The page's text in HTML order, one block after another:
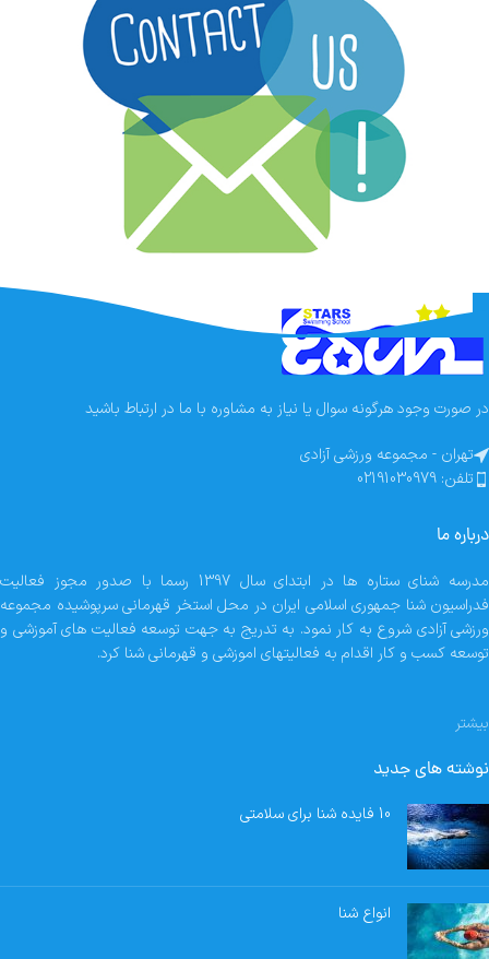
در صورت وجود هرگونه سوال یا نیاز به مشاوره با ما در ارتباط باشید
تهران - مجموعه ورزشی آزادی
تلفن: 02191030979
درباره ما
مدرسه شنای ستاره ها در ابتدای سال 1397 رسما با صدور مجوز فعالیت
فدراسیون شنا جمهوری اسلامی ایران در محل استخر قهرمانی سرپوشیده مجموعه
ورزشی آزادی شروع به کار نمود. به تدریج به جهت توسعه فعالیت های آموزشی و
توسعه کسب و کار اقدام به فعالیتهای اموزشی و قهرمانی شنا کرد.
بیشتر
نوشته های جدید
10 فایده شنا برای سلامتی
انواع شنا